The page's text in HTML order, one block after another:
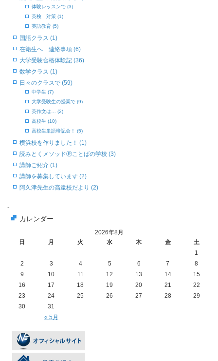
体験レッスンで (3)
英検 対策 (1)
英語教育 (5)
国語クラス (1)
在籍生へ 連絡事項 (6)
大学受験合格体験記 (36)
数学クラス (1)
日々のクラスで (59)
中学生 (7)
大学受験生の授業で (9)
英作文は… (2)
高校生 (10)
高校生単語暗記会！ (5)
横浜校を作りました！ (1)
読みとくメソッドⓇことばの学校 (3)
講師ご紹介 (1)
講師を募集しています (2)
阿久津先生の高遠校だより (2)
-
カレンダー
2026年8月
日
月 火 水 木 金 土
« 5月
1
2
3 4 5 6 7
8
9
10 11 12 13 14
15
16
17 18 19 20 21
22
23
24 25 26 27 28
29
30
31